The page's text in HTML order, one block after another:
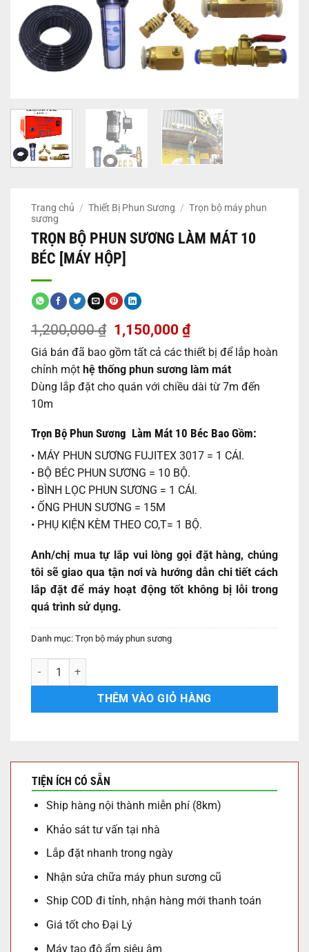
Trang chủ / Thiết Bị Phun Sương / Trọn bộ máy phun
sương
TRỌN BỘ PHUN SƯƠNG LÀM MÁT 10
BÉC [MÁY HỘP]
1,200,000₫ Giá
gốc
là:
1,200,000 ₫.
1,150,000₫Giá
hiện
tại
là:
1,150,000 ₫.
Giá bán đã bao gồm tất cả các thiết bị để lắp hoàn
chỉnh một hệ thống phun sương làm mát
Dùng lắp đặt cho quán với chiều dài từ 7m đến
10m
Trọn Bộ Phun Sương Làm Mát 10 Béc Bao Gồm:
• MÁY PHUN SƯƠNG FUJITEX 3017 = 1 CÁI.
• BỘ BÉC PHUN SƯƠNG = 10 BỘ.
• BÌNH LỌC PHUN SƯƠNG = 1 CÁI.
• ỐNG PHUN SƯƠNG = 15M
• PHỤ KIỆN KÈM THEO CO,T= 1 BỘ.
Anh/chị mua tự lắp vui lòng gọi đặt hàng, chúng
tôi sẽ giao qua tận nơi và hướng dẫn chi tiết cách
lắp đặt để máy hoạt động tốt không bị lỗi trong
quá trình sử dụng.
Danh mục: Trọn bộ máy phun sương
TRỌN BỘ PHUN SƯƠNG LÀM MÁT 10 BÉC [MÁY HỘP] số lượng
THÊM VÀO GIỎ HÀNG
TIỆN ÍCH CÓ SẴN
Ship hàng nội thành miễn phí (8km)
Khảo sát tư vấn tại nhà
Lắp đặt nhanh trong ngày
Nhận sửa chữa máy phun sương cũ
Ship COD đi tỉnh, nhận hàng mới thanh toán
Giá tốt cho Đại Lý
Máy tạo độ ẩm siêu âm